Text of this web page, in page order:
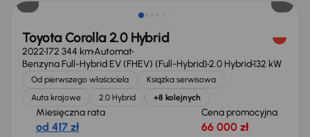
Toyota Corolla 2.0 Hybrid
2022172 344 kmAutomat
Benzyna Full-Hybrid EV (FHEV) (Full-Hybrid)2.0 Hybrid132 kW
Od pierwszego właściciela
Książka serwisowa
Auta krajowe
2.0 Hybrid +8 kolejnych
Miesięczna rata
od 417 zł
Cena promocyjna
66 000 zł